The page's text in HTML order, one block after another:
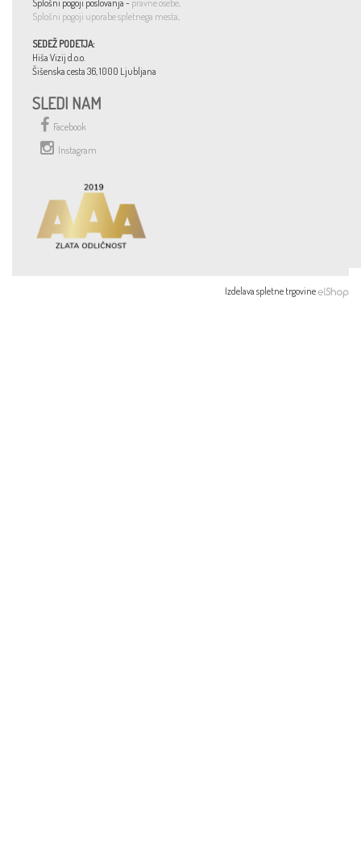
Splošni pogoji poslovanja - pravne osebe.
Splošni pogoji uporabe spletnega mesta.
SEDEŽ PODETJA:
Hiša Vizij d.o.o.
Šišenska cesta 36, 1000 Ljubljana
SLEDI NAM
Facebook
Instagram
Izdelava spletne trgovine